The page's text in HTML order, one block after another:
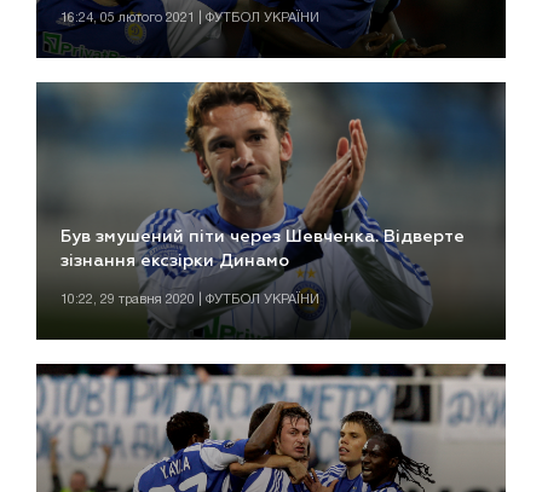
16:24, 05 лютого 2021 | ФУТБОЛ УКРАЇНИ
Був змушений піти через Шевченка. Відверте
зізнання ексзірки Динамо
10:22, 29 травня 2020 | ФУТБОЛ УКРАЇНИ